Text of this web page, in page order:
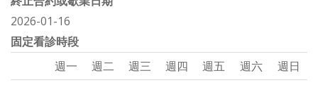
2026-01-16
固定看診時段
週一
週二 週三 週四 週五 週六
週日